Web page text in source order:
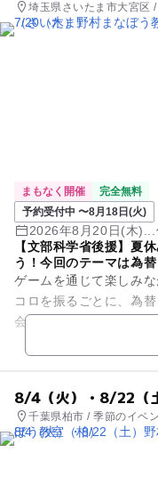
埼玉県さいたま市大宮区
まもなく開催
完全無料
予約受付中 〜8月18日(火)
2026年8月20日(木)...
【文部科学省後援】夏
う！今回のテーマは為替
ゲームを通じて楽しみ
コロを振るごとに、為
会社の社長になったつ
もらいます。 はたして
8/4（火）・8/22（
千葉県柏市 / 季節のイベ